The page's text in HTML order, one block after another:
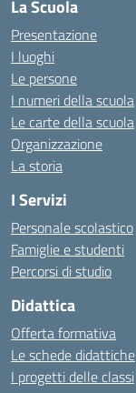
La Scuola
Presentazione
I luoghi
Le persone
I numeri della scuola
Le carte della scuola
Organizzazione
La storia
I Servizi
Personale scolastico
Famiglie e studenti
Percorsi di studio
Didattica
Offerta formativa
Le schede didattiche
I progetti delle classi